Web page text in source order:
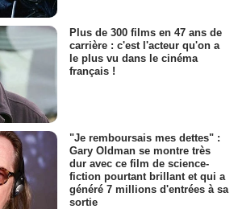
Plus de 300 films en 47 ans de
carrière : c'est l'acteur qu'on a
le plus vu dans le cinéma
français !
"Je remboursais mes dettes" :
Gary Oldman se montre très
dur avec ce film de science-
fiction pourtant brillant et qui a
généré 7 millions d'entrées à sa
sortie